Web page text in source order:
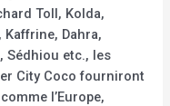
Toll, Kolda,
Dahra,
Sédhiou etc., les
City Coco fourniront
l’Europe,